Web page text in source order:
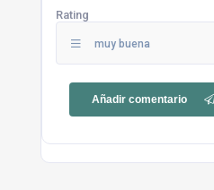
Rating
muy buena
Añadir comentario